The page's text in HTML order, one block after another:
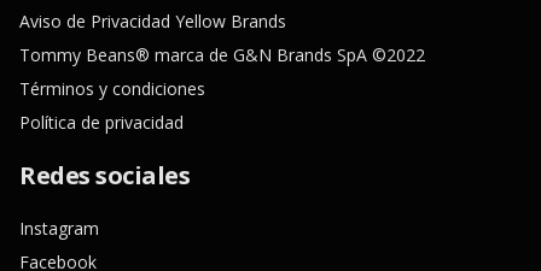
Aviso de Privacidad Yellow Brands
Tommy Beans® marca de G&N Brands SpA ©2022
Términos y condiciones
Política de privacidad
Redes sociales
Instagram
Facebook